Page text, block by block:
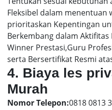
Fleksibel dalam menentuan
prioritaskan Kepentingan
Berkembang dalam
Winner Prestasi,Guru
serta Bersertifikat Resmi
4. Biaya les
Murah
Nomor Telepon:0818 0813